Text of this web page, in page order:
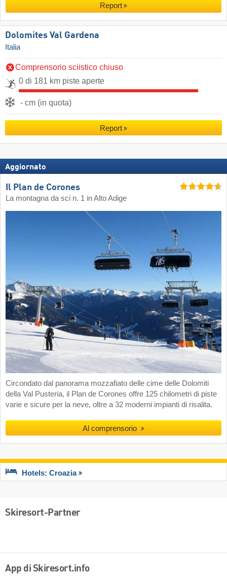
Report
Dolomites Val Gardena
Italia
Comprensorio sciistico chiuso
0 di 181 km piste aperte
- cm (in quota)
Report
Aggiornato
Il Plan de Corones
La montagna da sci n. 1 in Alto Adige
Circondato dal panorama mozzafiato delle cime delle Dolomiti
della Val Pusteria, il Plan de Corones offre 125 chilometri di piste
varie e sicure per la neve, oltre a 32 moderni impianti di risalita.
Al comprensorio
Hotels: Croazia
Skiresort-Partner
App di Skiresort.info